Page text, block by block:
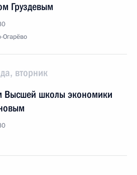
Груздевым
Огарёво
вторник
Высшей школы экономики